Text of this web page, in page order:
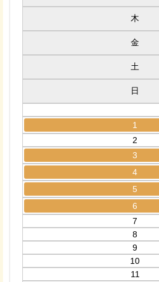
木
金
土
日
1
2
3
4
5
6
7
8
9
10
11